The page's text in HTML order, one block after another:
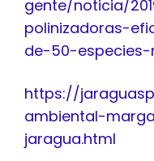
gente/noticia/
polinizadoras-
de-50-
https://
ambiental-
jaragua.html